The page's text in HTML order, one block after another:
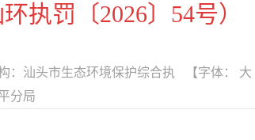
执罚〔2026〕54号）
： 汕头市生态环境保护综合执
分局
【字体： 大